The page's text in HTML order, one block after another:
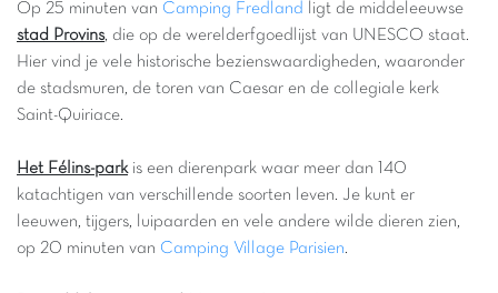
Op 25 minuten van Camping Fredland
ligt de middeleeuwse
stad Provins, die op de werelderfgoedlijst van UNESCO staat.
Hier vind je vele historische bezienswaardigheden, waaronder
de stadsmuren, de toren van Caesar en de collegiale kerk
Saint-Quiriace.
Het Félins-parkis een dierenpark waar meer dan 140
katachtigen van verschillende soorten leven. Je kunt er
leeuwen, tijgers, luipaarden en vele andere wilde dieren zien,
op 20 minuten van Camping Village Parisien.